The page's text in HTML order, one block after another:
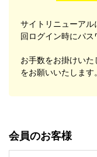
サイトリニューア
回ログイン時にパス
お手数をお掛けいた
をお願いいたします。
会員のお客様